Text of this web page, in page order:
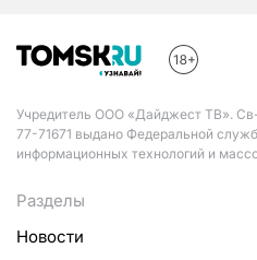
Учредитель ООО «Дайджест ТВ».
77-71671 выдано Федеральной
информационных технологий и
Разделы
Новости